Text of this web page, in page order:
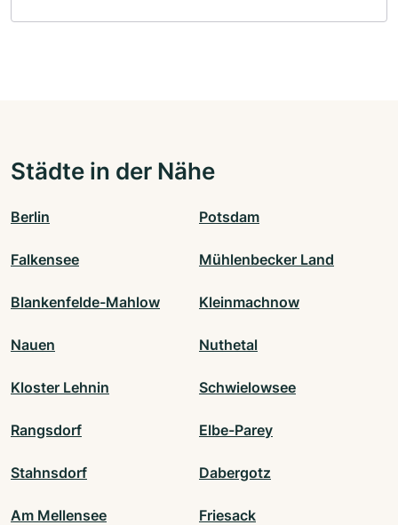
Städte in der Nähe
Berlin Potsdam
Falkensee Mühlenbecker Land
Blankenfelde-Mahlow Kleinmachnow
Nauen Nuthetal
Kloster Lehnin Schwielowsee
Rangsdorf Elbe-Parey
Stahnsdorf Dabergotz
Am Mellensee Friesack